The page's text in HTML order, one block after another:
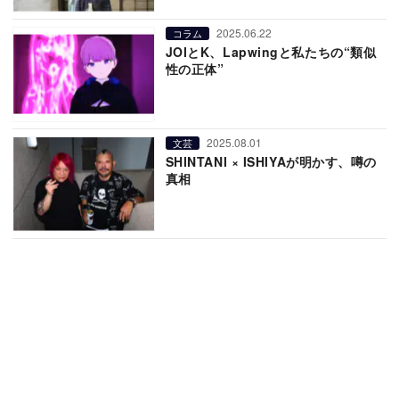
コラム 2025.06.22
JOIとK、Lapwingと私たちの“類似
性の正体”
文芸 2025.08.01
SHINTANI × ISHIYAが明かす、噂の
真相